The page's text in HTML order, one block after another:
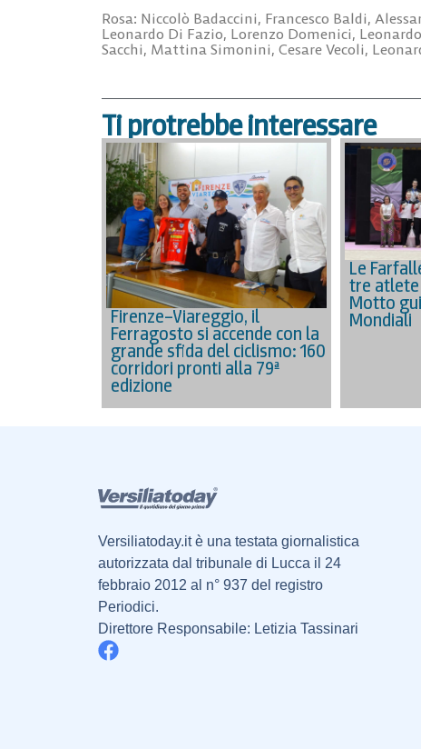
Rosa: Niccolò Badaccini, Francesco Baldi,
Leonardo Di Fazio, Lorenzo Domenici,
Sacchi, Mattina Simonini, Cesare Vecoli,
Ti protrebbe interessare
Firenze–Viareggio, il
Ferragosto si accende con la
grande sfida del ciclismo: 160
corridori pronti alla 79ª
edizione
Le
tre
Motto
Mondiali
Versiliatoday.it è una testata giornalistica
autorizzata dal tribunale di Lucca il 24
febbraio 2012 al n° 937 del registro
Periodici.
Direttore Responsabile: Letizia Tassinari